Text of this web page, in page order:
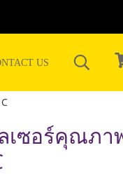
US
เซอร์คุณภา